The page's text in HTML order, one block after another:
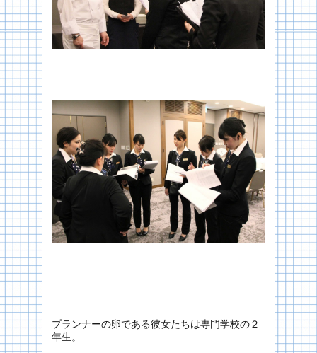
プランナーの卵である彼女たちは専門学校の２
年生。